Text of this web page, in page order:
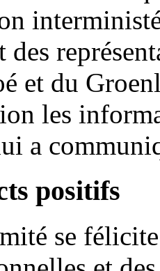
des
et du
les
a
positifs
se